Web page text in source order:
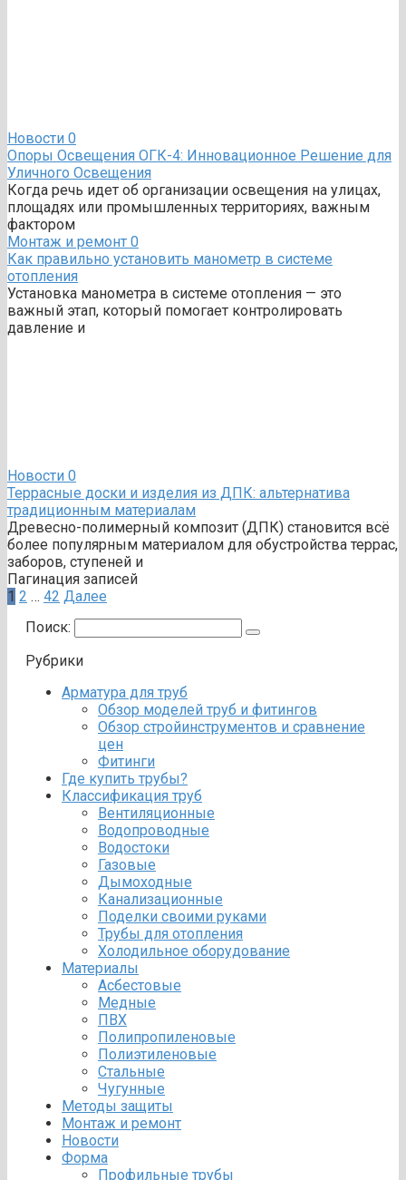
Новости 0
Опоры Освещения ОГК-4: Инновационное Решение для
Уличного Освещения
Когда речь идет об организации освещения на улицах,
площадях или промышленных территориях, важным
фактором
Монтаж и ремонт 0
Как правильно установить манометр в системе
отопления
Установка манометра в системе отопления — это
важный этап, который помогает контролировать
давление и
Новости 0
Террасные доски и изделия из ДПК: альтернатива
традиционным материалам
Древесно-полимерный композит (ДПК) становится всё
более популярным материалом для обустройства террас,
заборов, ступеней и
Пагинация записей
1 2 … 42 Далее
Поиск:
Рубрики
Арматура для труб
Обзор моделей труб и фитингов
Обзор стройинструментов и сравнение
цен
Фитинги
Где купить трубы?
Классификация труб
Вентиляционные
Водопроводные
Водостоки
Газовые
Дымоходные
Канализационные
Поделки своими руками
Трубы для отопления
Холодильное оборудование
Материалы
Асбестовые
Медные
ПВХ
Полипропиленовые
Полиэтиленовые
Стальные
Чугунные
Методы защиты
Монтаж и ремонт
Новости
Форма
Профильные трубы